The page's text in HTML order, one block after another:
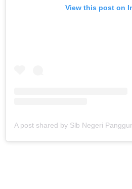
View this post on